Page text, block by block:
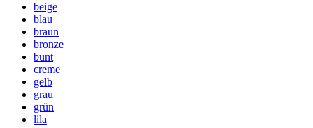
beige
blau
braun
bronze
bunt
creme
gelb
grau
grün
lila